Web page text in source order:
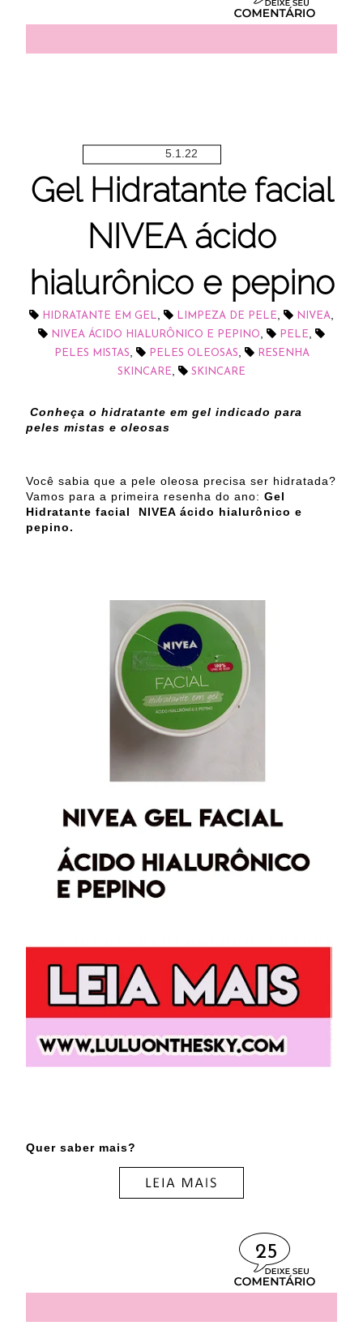
5.1.22
Gel Hidratante facial
NIVEA ácido
hialurônico e pepino
HIDRATANTE EM GEL, LIMPEZA DE PELE, NIVEA,
NIVEA ÁCIDO HIALURÔNICO E PEPINO, PELE,
PELES MISTAS, PELES OLEOSAS,
RESENHA
SKINCARE, SKINCARE
Conheça o hidratante em gel indicado para
peles mistas e oleosas
Você sabia que a pele oleosa precisa ser hidratada?
Vamos para a primeira resenha do ano: Gel
Hidratante facial NIVEA ácido hialurônico e
pepino.
Quer saber mais?
25